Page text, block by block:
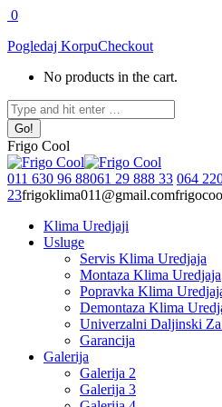
Skip
content
0
Pogledaj KorpuCheckout
No products in the cart.
Search:
Frigo Cool
011 630 96 88061 29 888 33 064
23frigoklima011@gmail.com
Klima Uredjaji
Usluge
Servis Klima Uredjaja
Montaza Klima Uredjaja
Popravka Klima
Demontaza Klima
Univerzalni Daljinski
Garancija
Galerija
Galerija 2
Galerija 3